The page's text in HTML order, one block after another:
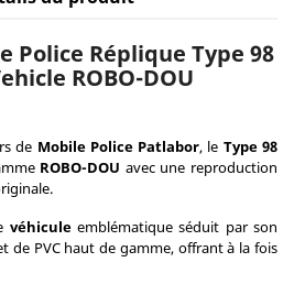
Police Réplique Type 98
ROBO-DOU
de Mobile Police Patlabor, le Type 98
ROBO-DOU avec une reproduction
véhiculeemblématique séduit par son
de PVC haut de gamme, offrant à la fois